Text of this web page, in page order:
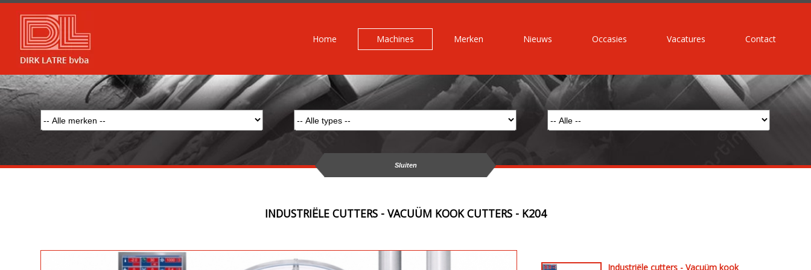
Home Machines Merken Nieuws Occasies Vacatures Contact
Sluiten
INDUSTRIËLE CUTTERS - VACUÜM KOOK CUTTERS - K204
Industriële cutters - Vacuüm kook